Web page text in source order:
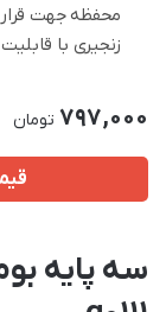
محفظه جهت قرار
زنجیری با
797,000 تومان